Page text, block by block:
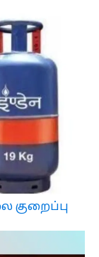
குறைப்பு